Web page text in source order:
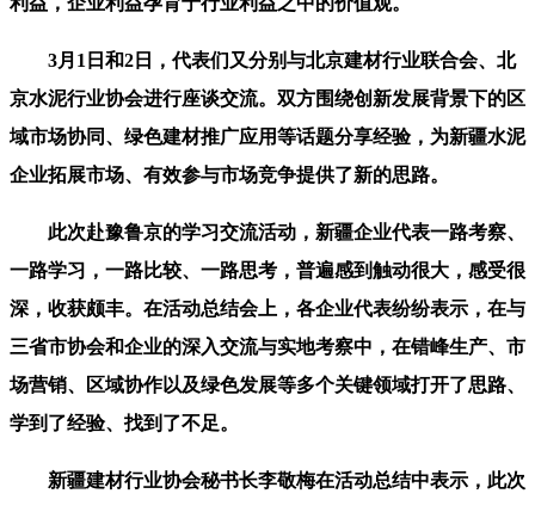
3月1日和2日，代表们又分别与北京建材行业联合会、北
京水泥行业协会进行座谈交流。双方围绕创新发展背景下的区
域市场协同、绿色建材推广应用等话题分享经验，为新疆水泥
企业拓展市场、有效参与市场竞争提供了新的思路。
此次赴豫鲁京的学习交流活动，新疆企业代表一路考察、
一路学习，一路比较、一路思考，普遍感到触动很大，感受很
深，收获颇丰。在活动总结会上，各企业代表纷纷表示，在与
三省市协会和企业的深入交流与实地考察中，在错峰生产、市
场营销、区域协作以及绿色发展等多个关键领域打开了思路、
学到了经验、找到了不足。
新疆建材行业协会秘书长李敬梅在活动总结中表示，此次